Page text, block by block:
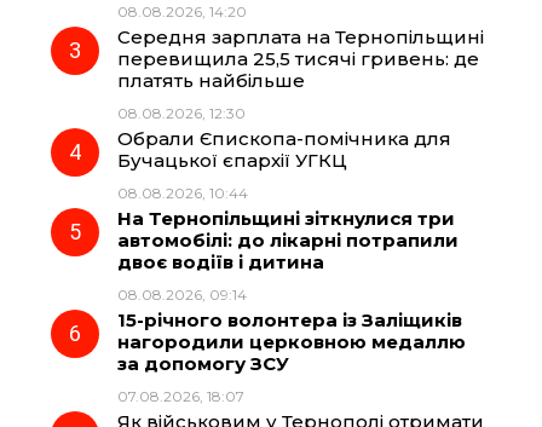
k
a
m
08.08.2026, 14:20
Середня зарплата на Тернопільщині
перевищила 25,5 тисячі гривень: де
платять найбільше
08.08.2026, 12:30
Обрали Єпископа-помічника для
Бучацької єпархії УГКЦ
08.08.2026, 10:44
На Тернопільщині зіткнулися три
автомобілі: до лікарні потрапили
двоє водіїв і дитина
08.08.2026, 09:14
15-річного волонтера із Заліщиків
нагородили церковною медаллю
за допомогу ЗСУ
07.08.2026, 18:07
Як військовим у Тернополі отримати